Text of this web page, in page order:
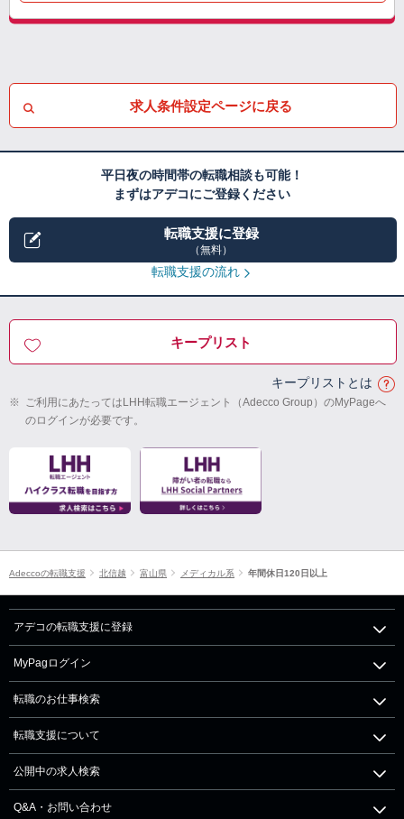
求人条件設定ページに戻る
平日夜の時間帯の転職相談も可能！
まずはアデコにご登録ください
転職支援に登録
（無料）
転職支援の流れ
キープリスト
キープリストとは
※ ご利用にあたってはLHH転職エージェント（Adecco Group）のMyPageへ
のログインが必要です。
Adeccoの転職支援 北信越 富山県 メディカル系 年間休日120日以上
アデコの転職支援に登録
MyPagログイン
転職のお仕事検索
転職支援について
公開中の求人検索
Q&A・お問い合わせ